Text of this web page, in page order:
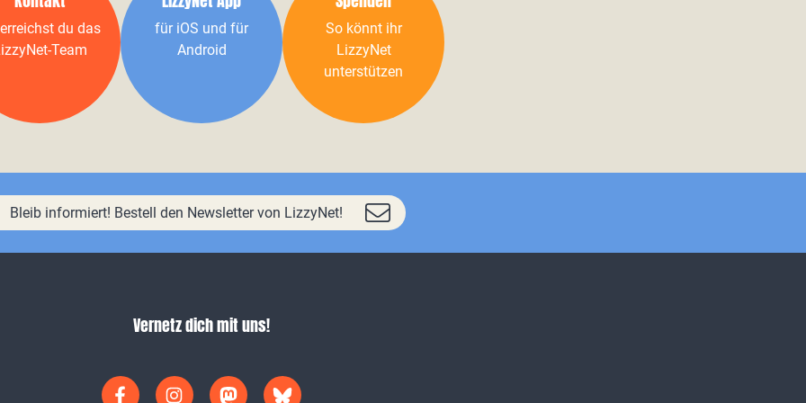
du das
Team
für iOS und für
Android
So könnt ihr
LizzyNet
unterstützen
Bleib informiert! Bestell den Newsletter von LizzyNet!
Vernetz dich mit uns!